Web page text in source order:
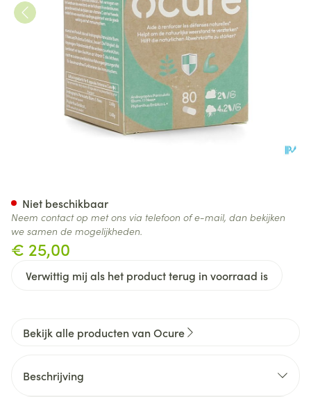
€ 25,00
Verwittig mij als het product terug in voorraad is
Niet beschikbaar
Neem contact op met ons via telefoon of e-mail, dan bekijken
we samen de mogelijkheden.
Bekijk alle producten van Ocure
Beschrijving